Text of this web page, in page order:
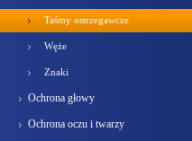
Taśmy ostrzegawcze
Węże
Znaki
Ochrona głowy
Ochrona oczu i twarzy